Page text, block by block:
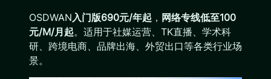
OSDWAN入门版690元/年起 ， 网络专线低至100
元/M/月起。适用于社媒运营、TK直播、学术科
研、跨境电商、品牌出海、外贸出口等各类行业场
景。